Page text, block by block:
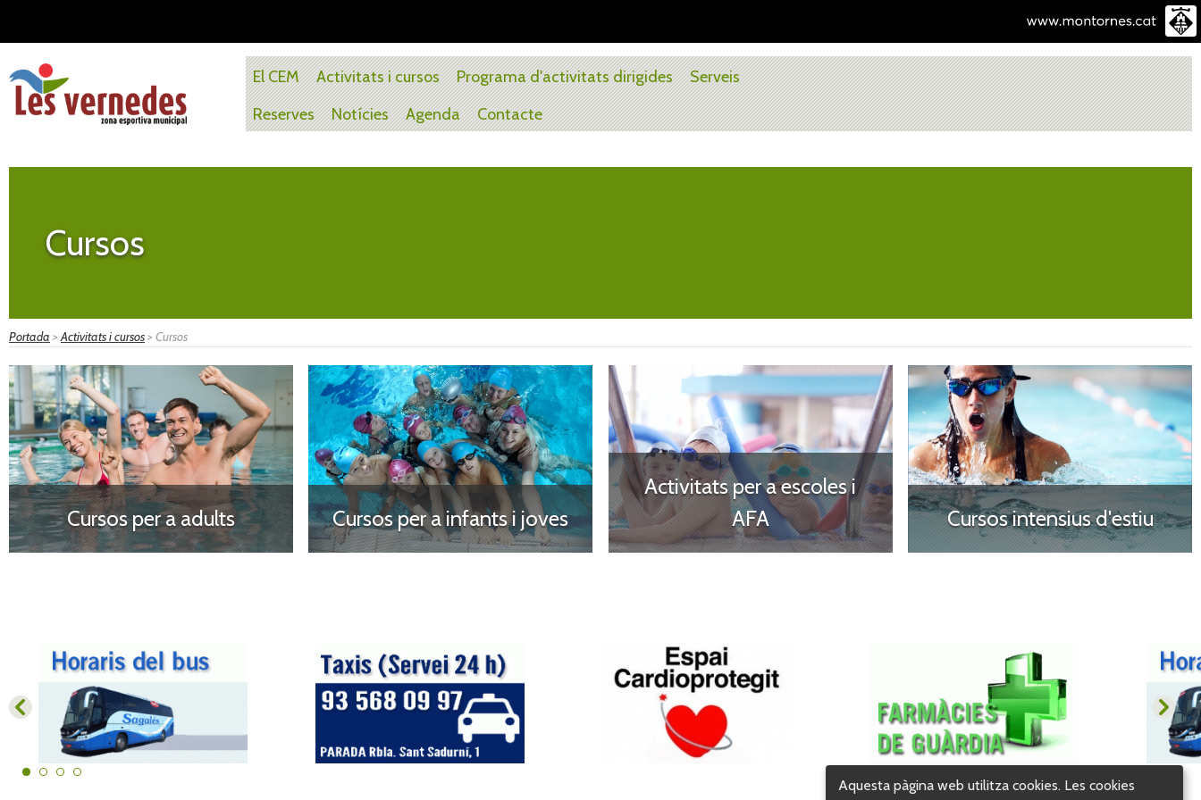
El CEM Activitats i cursos Programa d'activitats dirigides
Serveis
Reserves
Notícies Agenda Contacte
Cursos
Portada>Activitats i cursos> Cursos
Cursos per a adults Cursos per a infants i joves
Activitats per a escoles i
AFA
Cursos intensius d'estiu
Aquesta pàgina web utilitza cookies. Les cookies